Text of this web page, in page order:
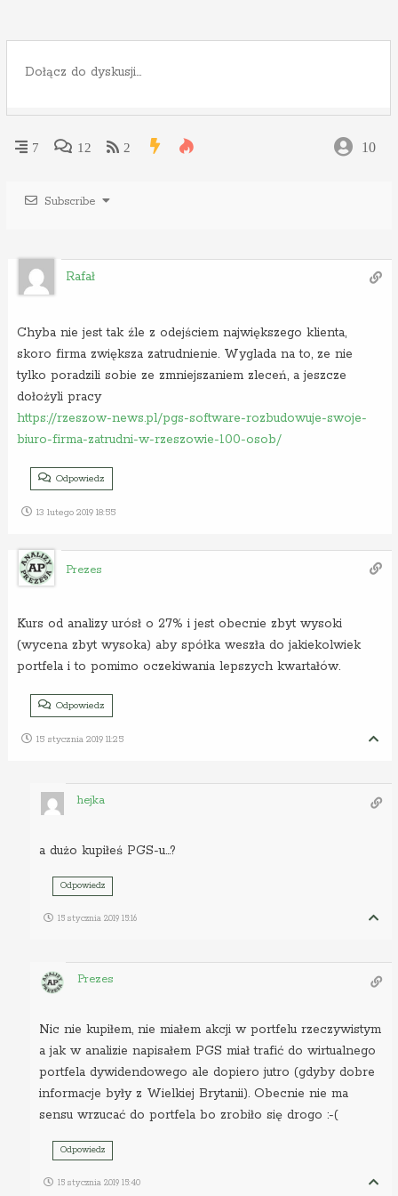
7 12 2 10
Subscribe
Rafał
Chyba nie jest tak źle z odejściem największego klienta,
skoro firma zwiększa zatrudnienie. Wyglada na to, ze nie
tylko poradzili sobie ze zmniejszaniem zleceń, a jeszcze
dołożyli pracy
https://rzeszow-news.pl/pgs-software-rozbudowuje-swoje-
biuro-firma-zatrudni-w-rzeszowie-100-osob/
Odpowiedz
13 lutego 2019 18:55
Prezes
Kurs od analizy urósł o 27% i jest obecnie zbyt wysoki
(wycena zbyt wysoka) aby spółka weszła do jakiekolwiek
portfela i to pomimo oczekiwania lepszych kwartałów.
Odpowiedz
15 stycznia 2019 11:25
hejka
a dużo kupiłeś PGS-u…?
Odpowiedz
15 stycznia 2019 15:16
Prezes
Nic nie kupiłem, nie miałem akcji w portfelu rzeczywistym
a jak w analizie napisałem PGS miał trafić do wirtualnego
portfela dywidendowego ale dopiero jutro (gdyby dobre
informacje były z Wielkiej Brytanii). Obecnie nie ma
sensu wrzucać do portfela bo zrobiło się drogo :-(
Odpowiedz
15 stycznia 2019 15:40